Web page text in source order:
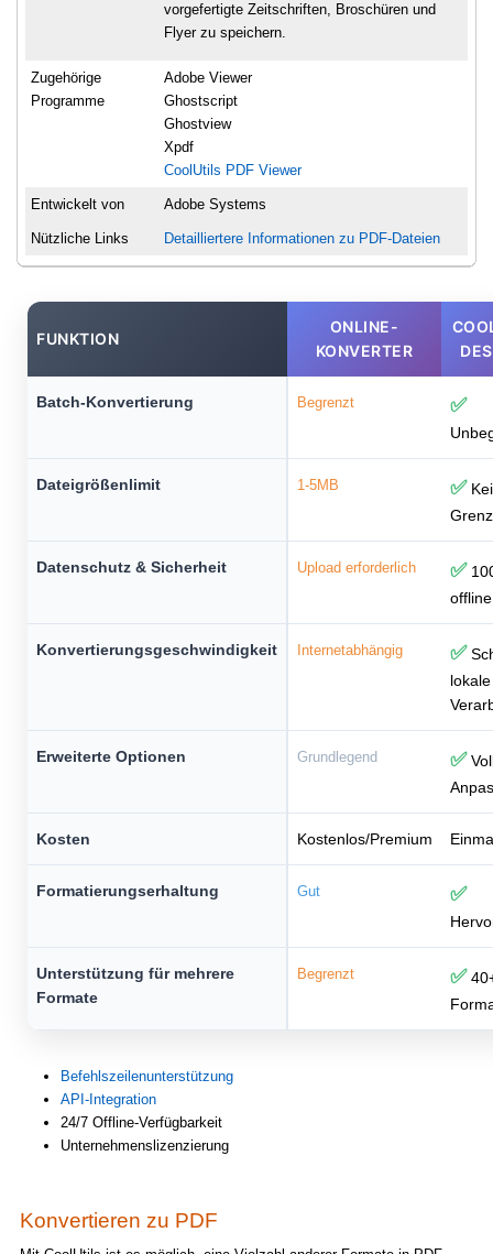
vorgefertigte Zeitschriften, Broschüren und
Flyer zu speichern.
Zugehörige
Programme
Adobe Viewer
Ghostscript
Ghostview
Xpdf
CoolUtils PDF Viewer
Entwickelt von Adobe Systems
Nützliche Links Detailliertere Informationen zu PDF-Dateien
FUNKTION
ONLINE-
KONVERTER
Batch-Konvertierung Begrenzt ✅
Dateigrößenlimit 1-5MB ✅
Datenschutz & Sicherheit Upload erforderlich ✅
offline
Konvertierungsgeschwindigkeit Internetabhängig ✅
lokale
Erweiterte Optionen Grundlegend ✅
Kosten Kostenlos/Premium
Formatierungserhaltung Gut ✅
Unterstützung für mehrere
Formate
Begrenzt ✅
Befehlszeilenunterstützung
API-Integration
24/7 Offline-Verfügbarkeit
Unternehmenslizenzierung
Konvertieren zu PDF